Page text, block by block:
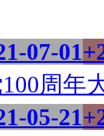
07-01
周年
05-21